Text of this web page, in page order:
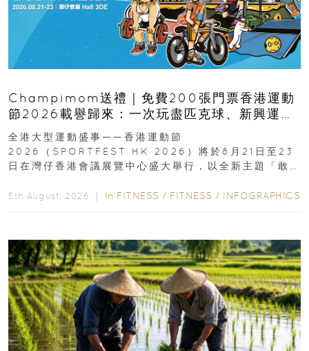
Champimom送禮｜免費200張門票香港運動
節2026載譽歸來：一次玩盡匹克球、新興運
動、街舞比賽＋逾百運動品牌展覽
全港大型運動盛事——香港運動節
2026（SPORTFEST HK 2026）將於8月21日至23
日在灣仔香港會議展覽中心盛大舉行，以全新主題「敢
5th August, 2026 ｜ In FITNESS / FITNESS / INFOGRAPHICS